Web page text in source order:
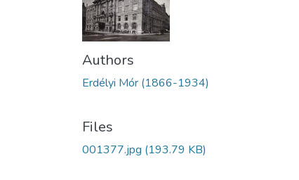
Authors
Erdélyi Mór (1866-1934)
Files
001377.jpg (193.79 KB)